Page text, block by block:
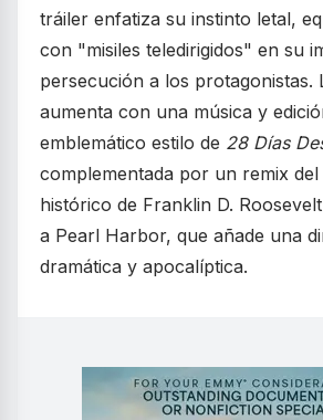
tráiler enfatiza su instinto letal,
con "misiles teledirigidos" en su
persecución a los protagonistas.
aumenta con una música y
emblemático estilo de 28 Días
complementada por un remix del
histórico de Franklin D.
a Pearl Harbor, que añade una
dramática y apocalíptica.